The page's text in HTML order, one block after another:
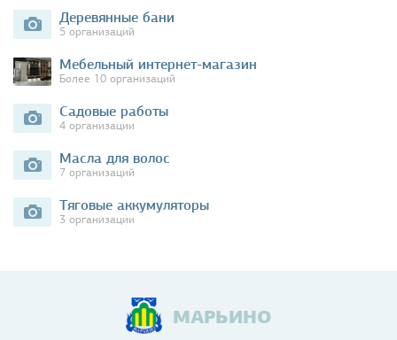
Деревянные бани
5 организаций
Мебельный интернет-магазин
Более 10 организаций
Садовые работы
4 организации
Масла для волос
7 организаций
Тяговые аккумуляторы
3 организации
МАРЬИНО